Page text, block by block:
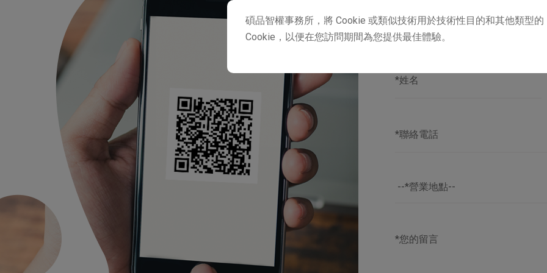
碩品智權事務所，將 Cookie 或類似技術用於技術性目的和其他類型的
Cookie，以便在您訪問期間為您提供最佳體驗。有專人與您聯